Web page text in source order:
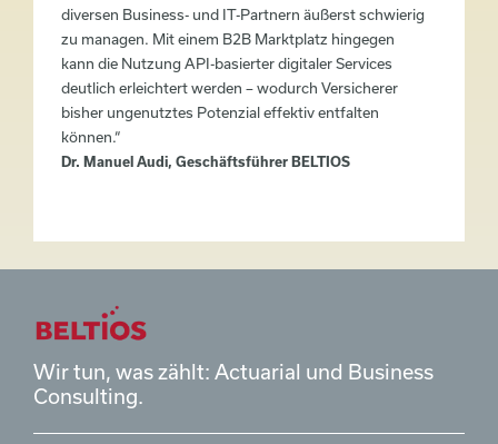
diversen Business- und IT-Partnern äußerst schwierig
zu managen. Mit einem B2B Marktplatz hingegen
kann die Nutzung API-basierter digitaler Services
deutlich erleichtert werden – wodurch Versicherer
bisher ungenutztes Potenzial effektiv entfalten
können.“
Dr. Manuel Audi, Geschäftsführer BELTIOS
Wir tun, was zählt: Actuarial und Business
Consulting.